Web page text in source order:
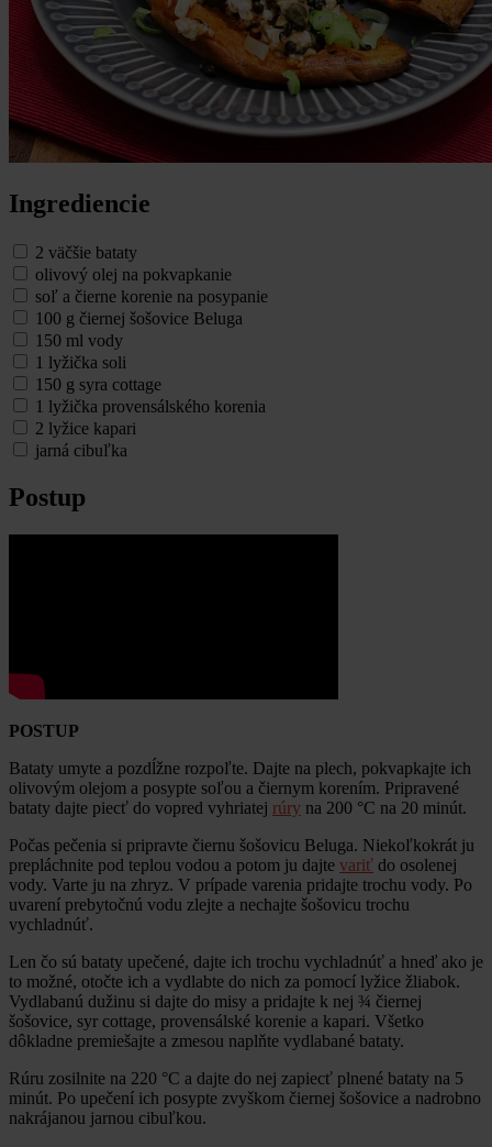
Ingrediencie
2 väčšie bataty
olivový olej na pokvapkanie
soľ a čierne korenie na posypanie
100 g čiernej šošovice Beluga
150 ml vody
1 lyžička soli
150 g syra cottage
1 lyžička provensálského korenia
2 lyžice kapari
jarná cibuľka
Postup
POSTUP
Bataty umyte a pozdĺžne rozpoľte. Dajte na plech, pokvapkajte ich
olivovým olejom a posypte soľou a čiernym korením. Pripravené
bataty dajte piecť do vopred vyhriatej rúry na 200 °C na 20 minút.
Počas pečenia si pripravte čiernu šošovicu Beluga. Niekoľkokrát ju
prepláchnite pod teplou vodou a potom ju dajte variť do osolenej
vody. Varte ju na zhryz. V prípade varenia pridajte trochu vody. Po
uvarení prebytočnú vodu zlejte a nechajte šošovicu trochu
vychladnúť.
Len čo sú bataty upečené, dajte ich trochu vychladnúť a hneď ako je
to možné, otočte ich a vydlabte do nich za pomocí lyžice žliabok.
Vydlabanú dužinu si dajte do misy a pridajte k nej ¾ čiernej
šošovice, syr cottage, provensálské korenie a kapari. Všetko
dôkladne premiešajte a zmesou naplňte vydlabané bataty.
Rúru zosilnite na 220 °C a dajte do nej zapiecť plnené bataty na 5
minút. Po upečení ich posypte zvyškom čiernej šošovice a nadrobno
nakrájanou jarnou cibuľkou.